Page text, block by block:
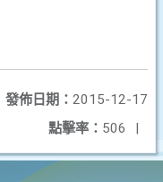
發佈日期： 2015-12-17
點擊率： 506 |